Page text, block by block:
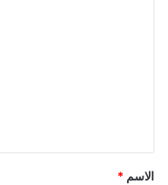
*
الاسم *